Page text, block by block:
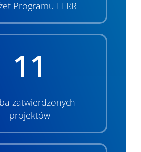
Programu EFRR
11
zatwierdzonych
projektów